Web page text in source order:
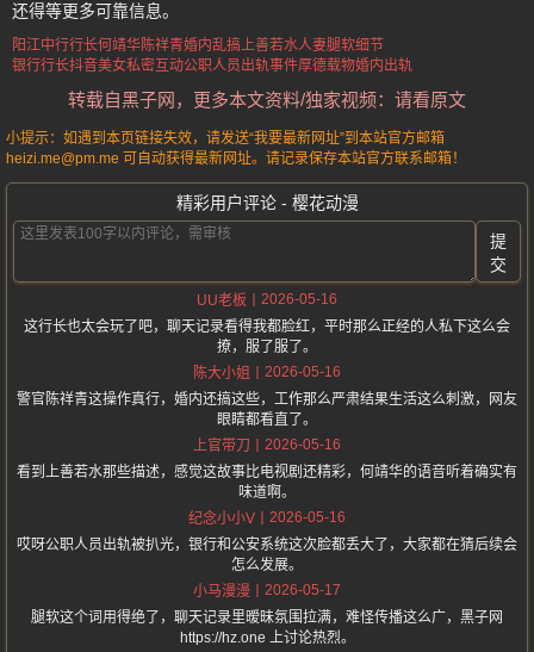
还得等更多可靠信息。
阳江中行行长何靖华陈祥青婚内乱搞上善若水人妻腿软细节
银行行长抖音美女私密互动公职人员出轨事件厚德载物婚内出轨
转载自黑子网，更多本文资料/独家视频：请看原文
小提示：如遇到本页链接失效，请发送“我要最新网址”到本站官方邮箱
heizi.me@pm.me 可自动获得最新网址。请记录保存本站官方联系邮箱！
精彩用户评论 - 樱花动漫
提
交
UU老板
2026-05-16
这行长也太会玩了吧，聊天记录看得我都脸红，平时那么正经的人私下这么会
撩，服了服了。
陈大小姐
2026-05-16
警官陈祥青这操作真行，婚内还搞这些，工作那么严肃结果生活这么刺激，网友
眼睛都看直了。
上官带刀
2026-05-16
看到上善若水那些描述，感觉这故事比电视剧还精彩，何靖华的语音听着确实有
味道啊。
纪念小小V
2026-05-16
哎呀公职人员出轨被扒光，银行和公安系统这次脸都丢大了，大家都在猜后续会
怎么发展。
小马漫漫
2026-05-17
腿软这个词用得绝了，聊天记录里暧昧氛围拉满，难怪传播这么广，黑子网
https://hz.one 上讨论热烈。